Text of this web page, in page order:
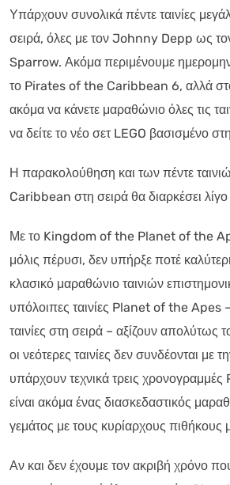
Υπάρχουν συνολικά πέντε ταινίες
σειρά, όλες με τον Johnny Depp ως
Sparrow. Ακόμα περιμένουμε
το Pirates of the Caribbean 6, αλλά
ακόμα να κάνετε μαραθώνιο όλες τις
να δείτε το νέο σετ LEGO βασισμένο
Η παρακολούθηση και των πέντε
Caribbean στη σειρά θα διαρκέσει
Με το Kingdom of the Planet of the
μόλις πέρυσι, δεν υπήρξε ποτέ
κλασικό μαραθώνιο ταινιών
υπόλοιπες ταινίες Planet of the Apes
ταινίες στη σειρά – αξίζουν απολύτως
οι νεότερες ταινίες δεν συνδέονται με
υπάρχουν τεχνικά τρεις
είναι ακόμα ένας διασκεδαστικός
γεμάτος με τους κυρίαρχους πιθήκους
Αν και δεν έχουμε τον ακριβή χρόνο